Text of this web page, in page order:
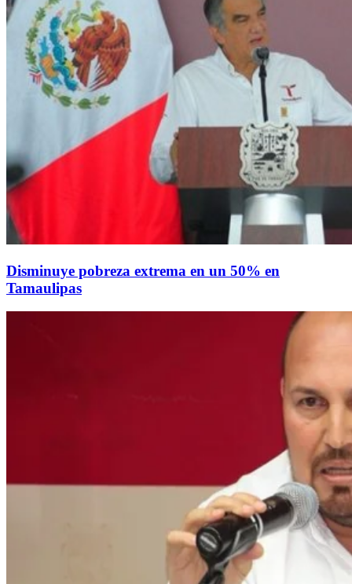
Disminuye pobreza extrema en un 50% en
Tamaulipas